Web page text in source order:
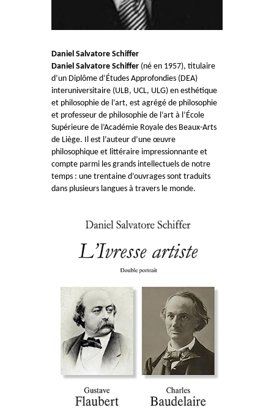
Daniel Salvatore Schiffer
Daniel Salvatore Schiffer (né en 1957), titulaire
d’un Diplôme d’Études Approfondies (DEA)
interuniversitaire (ULB, UCL, ULG) en esthétique
et philosophie de l’art, est agrégé de philosophie
et professeur de philosophie de l’art à l’École
Supérieure de l’Académie Royale des Beaux-Arts
de Liège. Il est l’auteur d’une œuvre
philosophique et littéraire impressionnante et
compte parmi les grands intellectuels de notre
temps : une trentaine d’ouvrages sont traduits
dans plusieurs langues à travers le monde.